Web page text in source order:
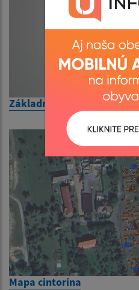
Základné informácie
Mapa cintorína